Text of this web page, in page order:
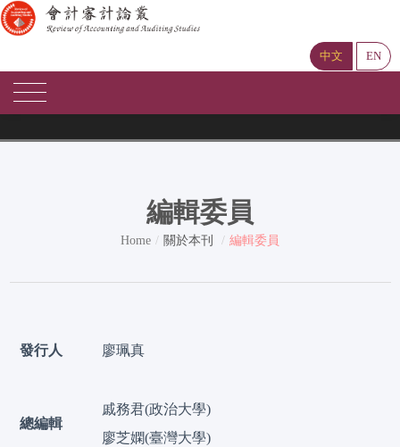
中文 EN
編輯委員
Home 關於本刊 編輯委員
發行人 廖珮真
總編輯
戚務君(政治大學)
廖芝嫻(臺灣大學)